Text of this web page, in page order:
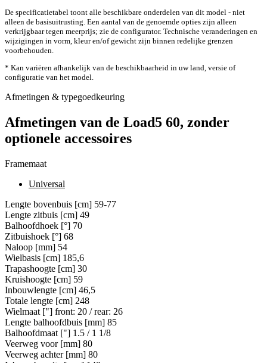
De specificatietabel toont alle beschikbare onderdelen van dit model - niet
alleen de basisuitrusting. Een aantal van de genoemde opties zijn alleen
verkrijgbaar tegen meerprijs; zie de configurator. Technische veranderingen en
wijzigingen in vorm, kleur en/of gewicht zijn binnen redelijke grenzen
voorbehouden.
* Kan variëren afhankelijk van de beschikbaarheid in uw land, versie of
configuratie van het model.
Afmetingen & typegoedkeuring
Afmetingen van de Load5 60, zonder
optionele accessoires
Framemaat
Universal
Lengte bovenbuis [cm] 59-77
Lengte zitbuis [cm] 49
Balhoofdhoek [°] 70
Zitbuishoek [°] 68
Naloop [mm] 54
Wielbasis [cm] 185,6
Trapashoogte [cm] 30
Kruishoogte [cm] 59
Inbouwlengte [cm] 46,5
Totale lengte [cm] 248
Wielmaat ["] front: 20 / rear: 26
Lengte balhoofdbuis [mm] 85
Balhoofdmaat ["] 1.5 / 1 1/8
Veerweg voor [mm] 80
Veerweg achter [mm] 80